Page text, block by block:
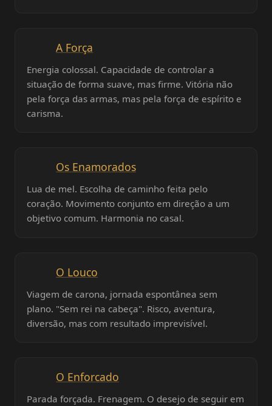
A Força
Energia colossal. Capacidade de controlar a
situação de forma suave, mas firme. Vitória não
pela força das armas, mas pela força de espírito e
carisma.
Os Enamorados
Lua de mel. Escolha de caminho feita pelo
coração. Movimento conjunto em direção a um
objetivo comum. Harmonia no casal.
O Louco
Viagem de carona, jornada espontânea sem
plano. "Sem rei na cabeça". Risco, aventura,
diversão, mas com resultado imprevisível.
O Enforcado
Parada forçada. Frenagem. O desejo de seguir em